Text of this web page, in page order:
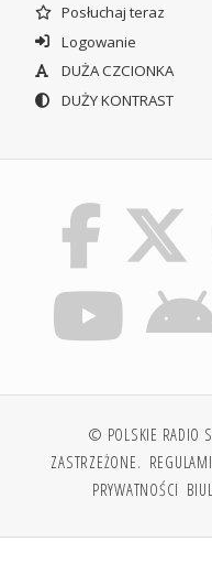
Posłuchaj teraz
Logowanie
DUŻA CZCIONKA
DUŻY KONTRAST
© POLSKIE RADIO
ZASTRZEŻONE.
PRYWATNOŚCI